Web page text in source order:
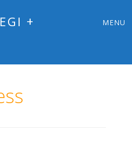
+
MENU